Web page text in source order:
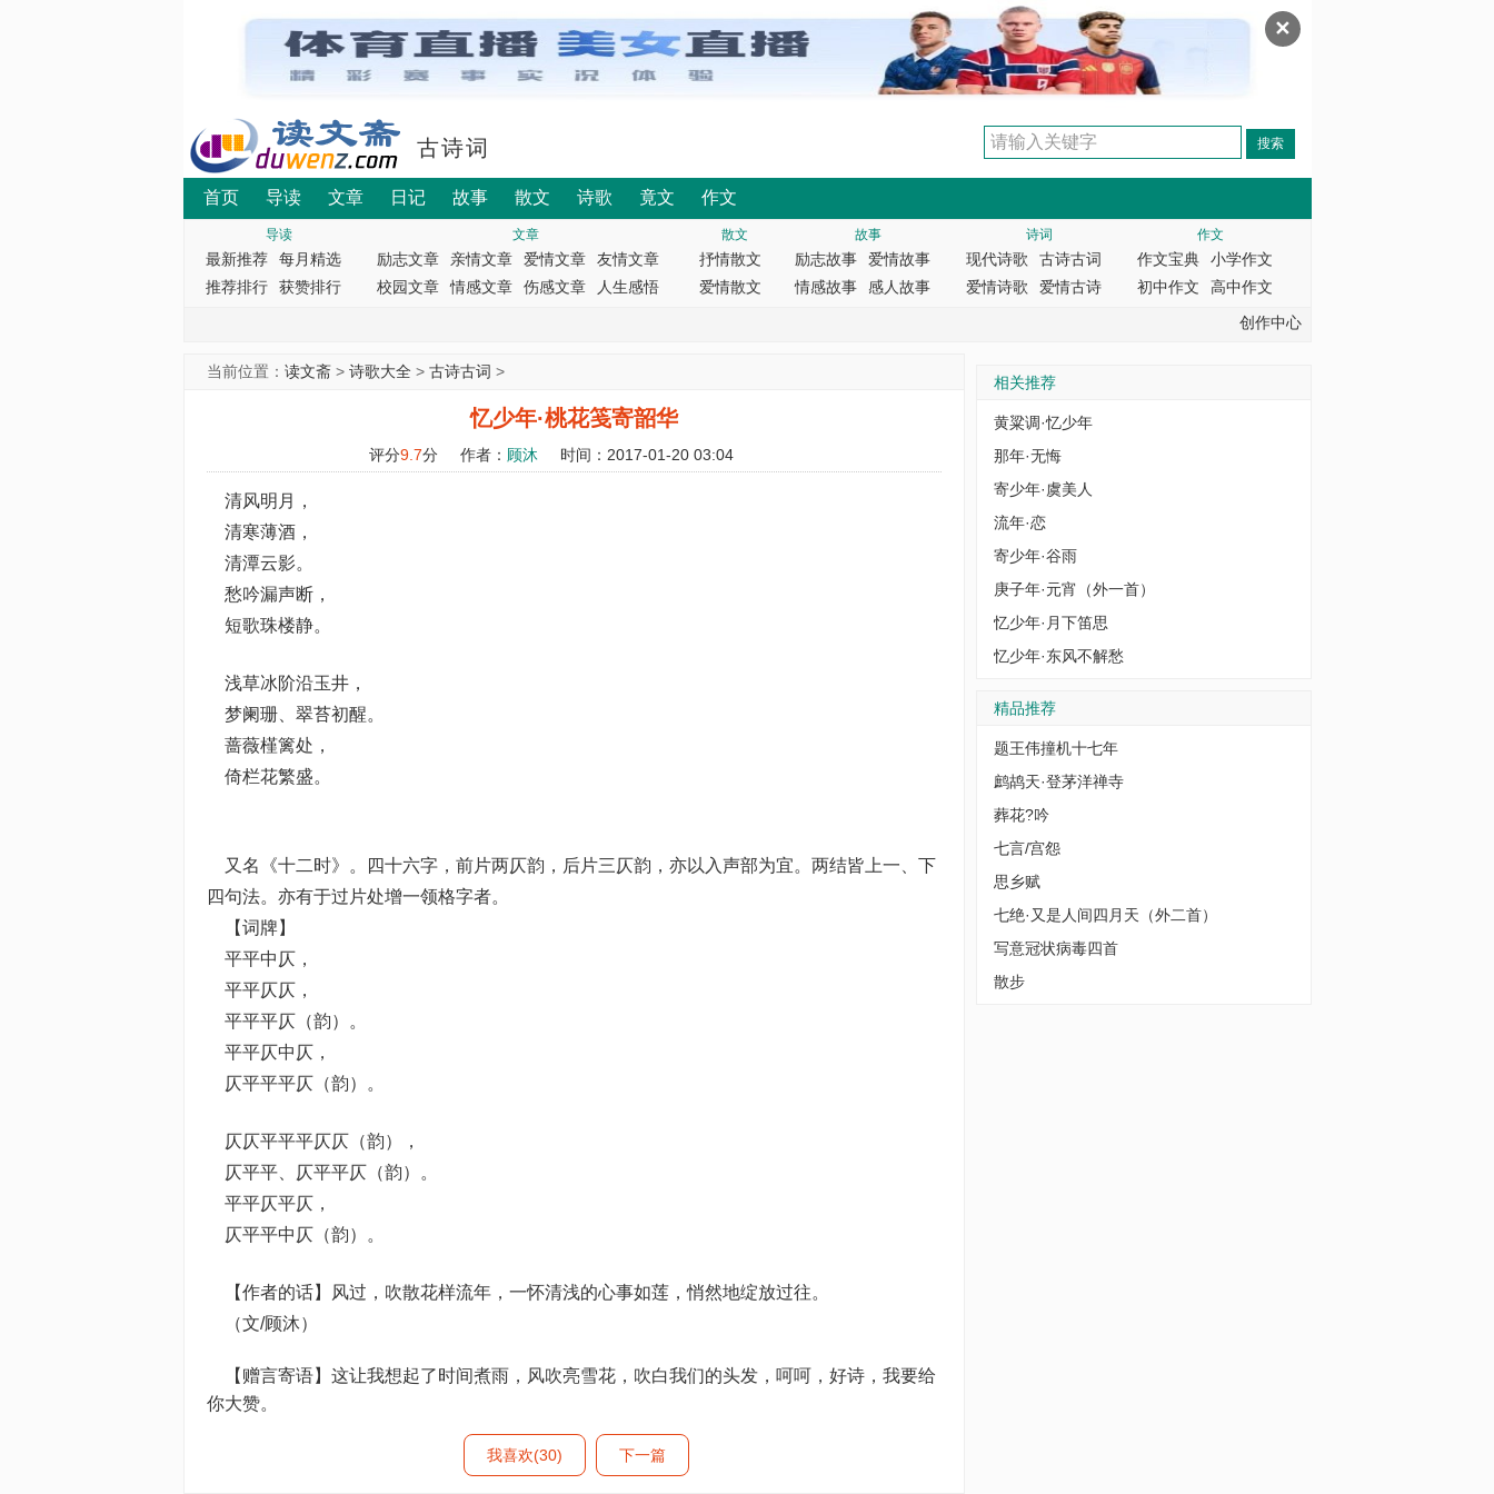
✕
古诗词
首页 导读 文章 日记 故事 散文 诗歌 竟文 作文
导读
最新推荐
每月精选
推荐排行
获赞排行
文章
励志文章 亲情文章 爱情文章
友情文章
校园文章
情感文章 伤感文章 人生感悟
散文
抒情散文
爱情散文
故事
励志故事
爱情故事
情感故事
感人故事
诗词
现代诗歌
古诗古词
爱情诗歌
爱情古诗
作文
作文宝典
小学作文
初中作文
高中作文
创作中心
当前位置： 读文斋> 诗歌大全> 古诗古词 >
忆少年·桃花笺寄韶华
评分9.7分 作者： 顾沐 时间：2017-01-20 03:04
清风明月，
清寒薄酒，
清潭云影。
愁吟漏声断，
短歌珠楼静。
浅草冰阶沿玉井，
梦阑珊、翠苔初醒。
蔷薇槿篱处，
倚栏花繁盛。
又名《十二时》。四十六字，前片两仄韵，后片三仄韵，亦以入声部为宜。两结皆上一、下
四句法。亦有于过片处增一领格字者。
【词牌】
平平中仄，
平平仄仄，
平平平仄（韵）。
平平仄中仄，
仄平平平仄（韵）。
仄仄平平平仄仄（韵），
仄平平、仄平平仄（韵）。
平平仄平仄，
仄平平中仄（韵）。
【作者的话】风过，吹散花样流年，一怀清浅的心事如莲，悄然地绽放过往。
（文/顾沐）
【赠言寄语】这让我想起了时间煮雨，风吹亮雪花，吹白我们的头发，呵呵，好诗，我要给
你大赞。
我喜欢(30) 下一篇
相关推荐
黄粱调·忆少年
那年·无悔
寄少年·虞美人
流年·恋
寄少年·谷雨
庚子年·元宵（外一首）
忆少年·月下笛思
忆少年·东风不解愁
精品推荐
题王伟撞机十七年
鹧鸪天·登茅洋禅寺
葬花?吟
七言/宫怨
思乡赋
七绝·又是人间四月天（外二首）
写意冠状病毒四首
散步